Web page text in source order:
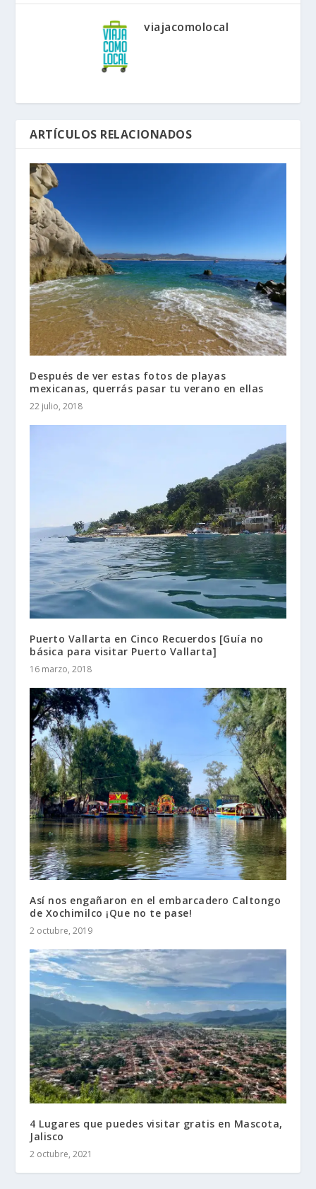
viajacomolocal
ARTÍCULOS RELACIONADOS
Después de ver estas fotos de playas
mexicanas, querrás pasar tu verano en ellas
22 julio, 2018
Puerto Vallarta en Cinco Recuerdos [Guía no
básica para visitar Puerto Vallarta]
16 marzo, 2018
Así nos engañaron en el embarcadero Caltongo
de Xochimilco ¡Que no te pase!
2 octubre, 2019
4 Lugares que puedes visitar gratis en Mascota,
Jalisco
2 octubre, 2021